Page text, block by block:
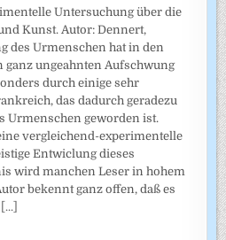
Untersuchung über die
Kunst. Autor: Dennert,
des Urmenschen hat in den
ganz ungeahnten Aufschwung
durch einige sehr
das dadurch geradezu
Urmenschen geworden ist.
vergleichend-experimentelle
Entwiclung dieses
wird manchen Leser in hohem
bekennt ganz offen, daß es
[...]